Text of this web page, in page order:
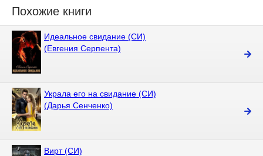
Похожие книги
Идеальное свидание (СИ)
(Евгения Серпента)
Украла его на свидание (СИ)
(Дарья Сенченко)
Вирт (СИ)